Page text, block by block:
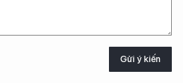
Gửi ý kiến